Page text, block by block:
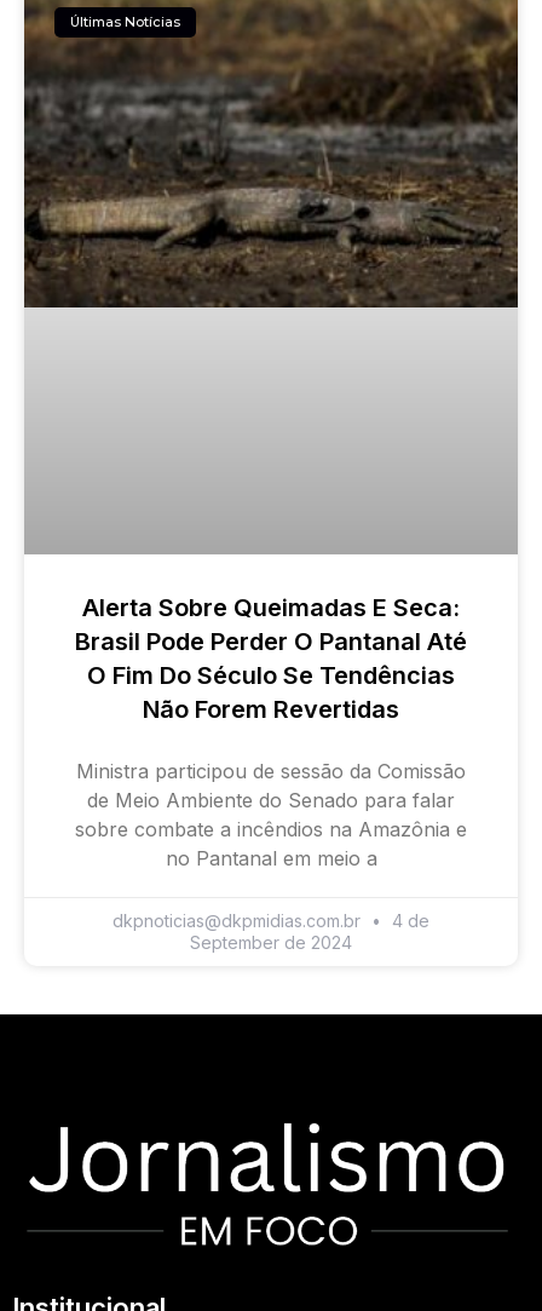
Últimas Notícias
Alerta Sobre Queimadas E Seca:
Brasil Pode Perder O Pantanal Até
O Fim Do Século Se Tendências
Não Forem Revertidas
Ministra participou de sessão da Comissão
de Meio Ambiente do Senado para falar
sobre combate a incêndios na Amazônia e
no Pantanal em meio a
dkpnoticias@dkpmidias.com.br
4 de
September de 2024